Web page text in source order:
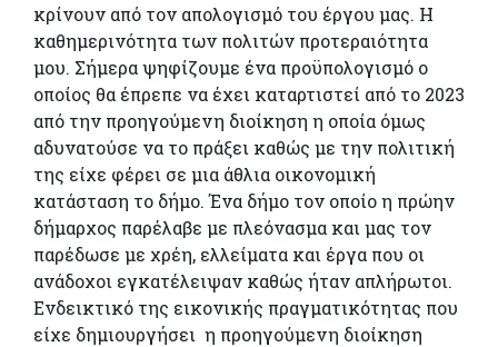
κρίνουν από τον απολογισμό του έργου μας. Η
καθημερινότητα των πολιτών προτεραιότητα
μου. Σήμερα ψηφίζουμε ένα προϋπολογισμό ο
οποίος θα έπρεπε να έχει καταρτιστεί από το 2023
από την προηγούμενη διοίκηση η οποία όμως
αδυνατούσε να το πράξει καθώς με την πολιτική
της είχε φέρει σε μια άθλια οικονομική
κατάσταση το δήμο. Ένα δήμο τον οποίο η πρώην
δήμαρχος παρέλαβε με πλεόνασμα και μας τον
παρέδωσε με χρέη, ελλείματα και έργα που οι
ανάδοχοι εγκατέλειψαν καθώς ήταν απλήρωτοι.
Ενδεικτικό της εικονικής πραγματικότητας που
είχε δημιουργήσει η προηγούμενη διοίκηση